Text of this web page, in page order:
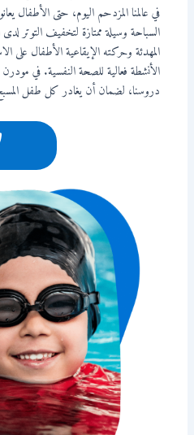
في عالمنا المزدحم اليوم، حتى الأطفال
السباحة وسيلة ممتازة لتخفيف التوتر لدى
المهدئة وحركته الإيقاعية الأطفال على
الأنشطة فعالية للصحة النفسية. في مودرن
دروسنا، لضمان أن يغادر كل طفل المسبح